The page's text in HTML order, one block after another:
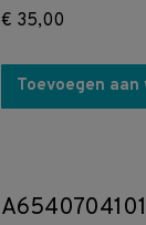
€ 35,00
Toevoegen aan